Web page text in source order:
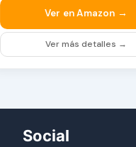
Ver en Amazon →
Ver más detalles →
Social